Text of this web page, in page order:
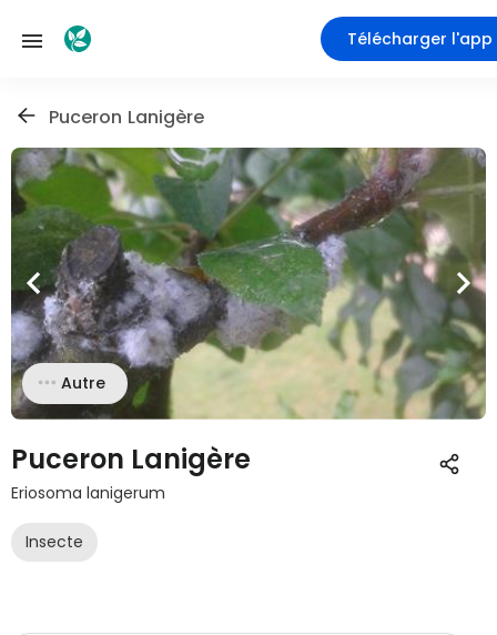
Télécharger l'app
Puceron Lanigère
Autre
Puceron Lanigère
Eriosoma lanigerum
Insecte